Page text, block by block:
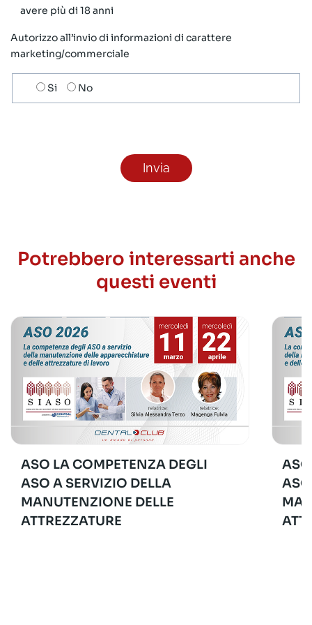
avere più di 18 anni
Autorizzo all’invio di informazioni di carattere
marketing/commerciale
Scelta
invio
Si No
Potrebbero interessarti anche
questi eventi
ASO LA COMPETENZA DEGLI
ASO A SERVIZIO DELLA
MANUTENZIONE DELLE
ATTREZZATURE